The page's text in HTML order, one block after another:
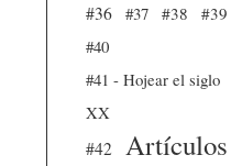
#36
#37 #38
#39
#40
#41 - Hojear el siglo
XX
#42
Artículos